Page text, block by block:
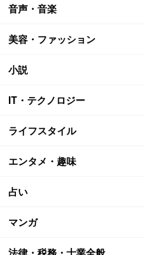
音声・音楽
美容・ファッション
小説
IT・テクノロジー
ライフスタイル
エンタメ・趣味
占い
マンガ
法律・税務・士業全般